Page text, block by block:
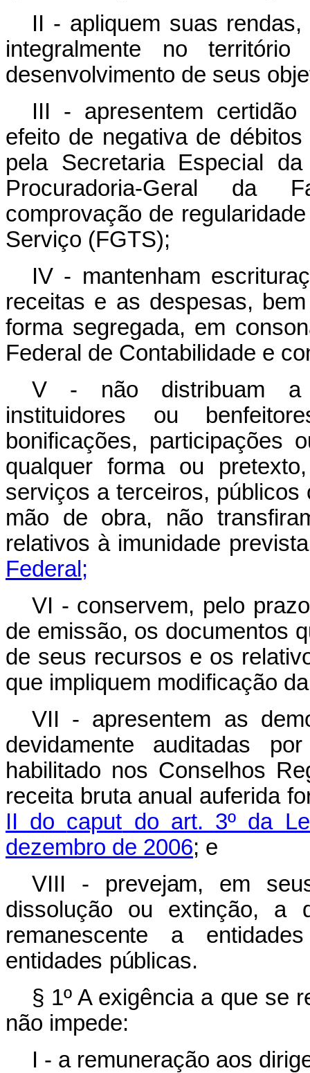
II - apliquem suas
integralmente no
desenvolvimento de seus
III - apresentem
efeito de negativa de
pela Secretaria Especial
Procuradoria-Geral da
comprovação de
Serviço (FGTS);
IV - mantenham
receitas e as despesas,
forma segregada, em
Federal de Contabilidade e
V - não distribuam a
instituidores ou
bonificações, participações
qualquer forma ou
serviços a terceiros,
mão de obra, não
relativos à imunidade
Federal;
VI - conservem, pelo
de emissão, os documentos
de seus recursos e os
que impliquem modificação
VII - apresentem as
devidamente auditadas
habilitado nos Conselhos
receita bruta anual auferida
II do caput do art. 3º da
dezembro de 2006; e
VIII - prevejam, em seu
disso ução ou extinção, a
remanescente a entidades
entidades púb licas.
§ 1º A exigência a que se
não impede:
I - a remuneração aos